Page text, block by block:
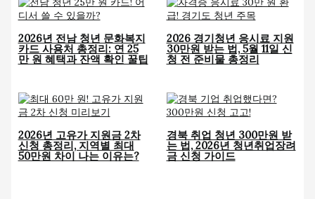
2026년 전남 청년 문화복지
카드 사용처 총정리: 연 25
만 원 혜택과 잔액 확인 꿀팁
2026 경기청년 응시료 지원
30만원 받는 법, 5월 11일 신
청 전 준비물 총정리
2026년 고유가 지원금 2차
신청 총정리, 지역별 최대
50만원 차이 나는 이유는?
경북 취업 청년 300만원 받
는 법, 2026년 청년취업장려
금 신청 가이드